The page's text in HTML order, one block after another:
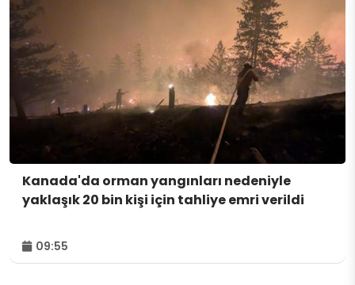
Kanada'da orman yangınları nedeniyle
yaklaşık 20 bin kişi için tahliye emri verildi
09:55